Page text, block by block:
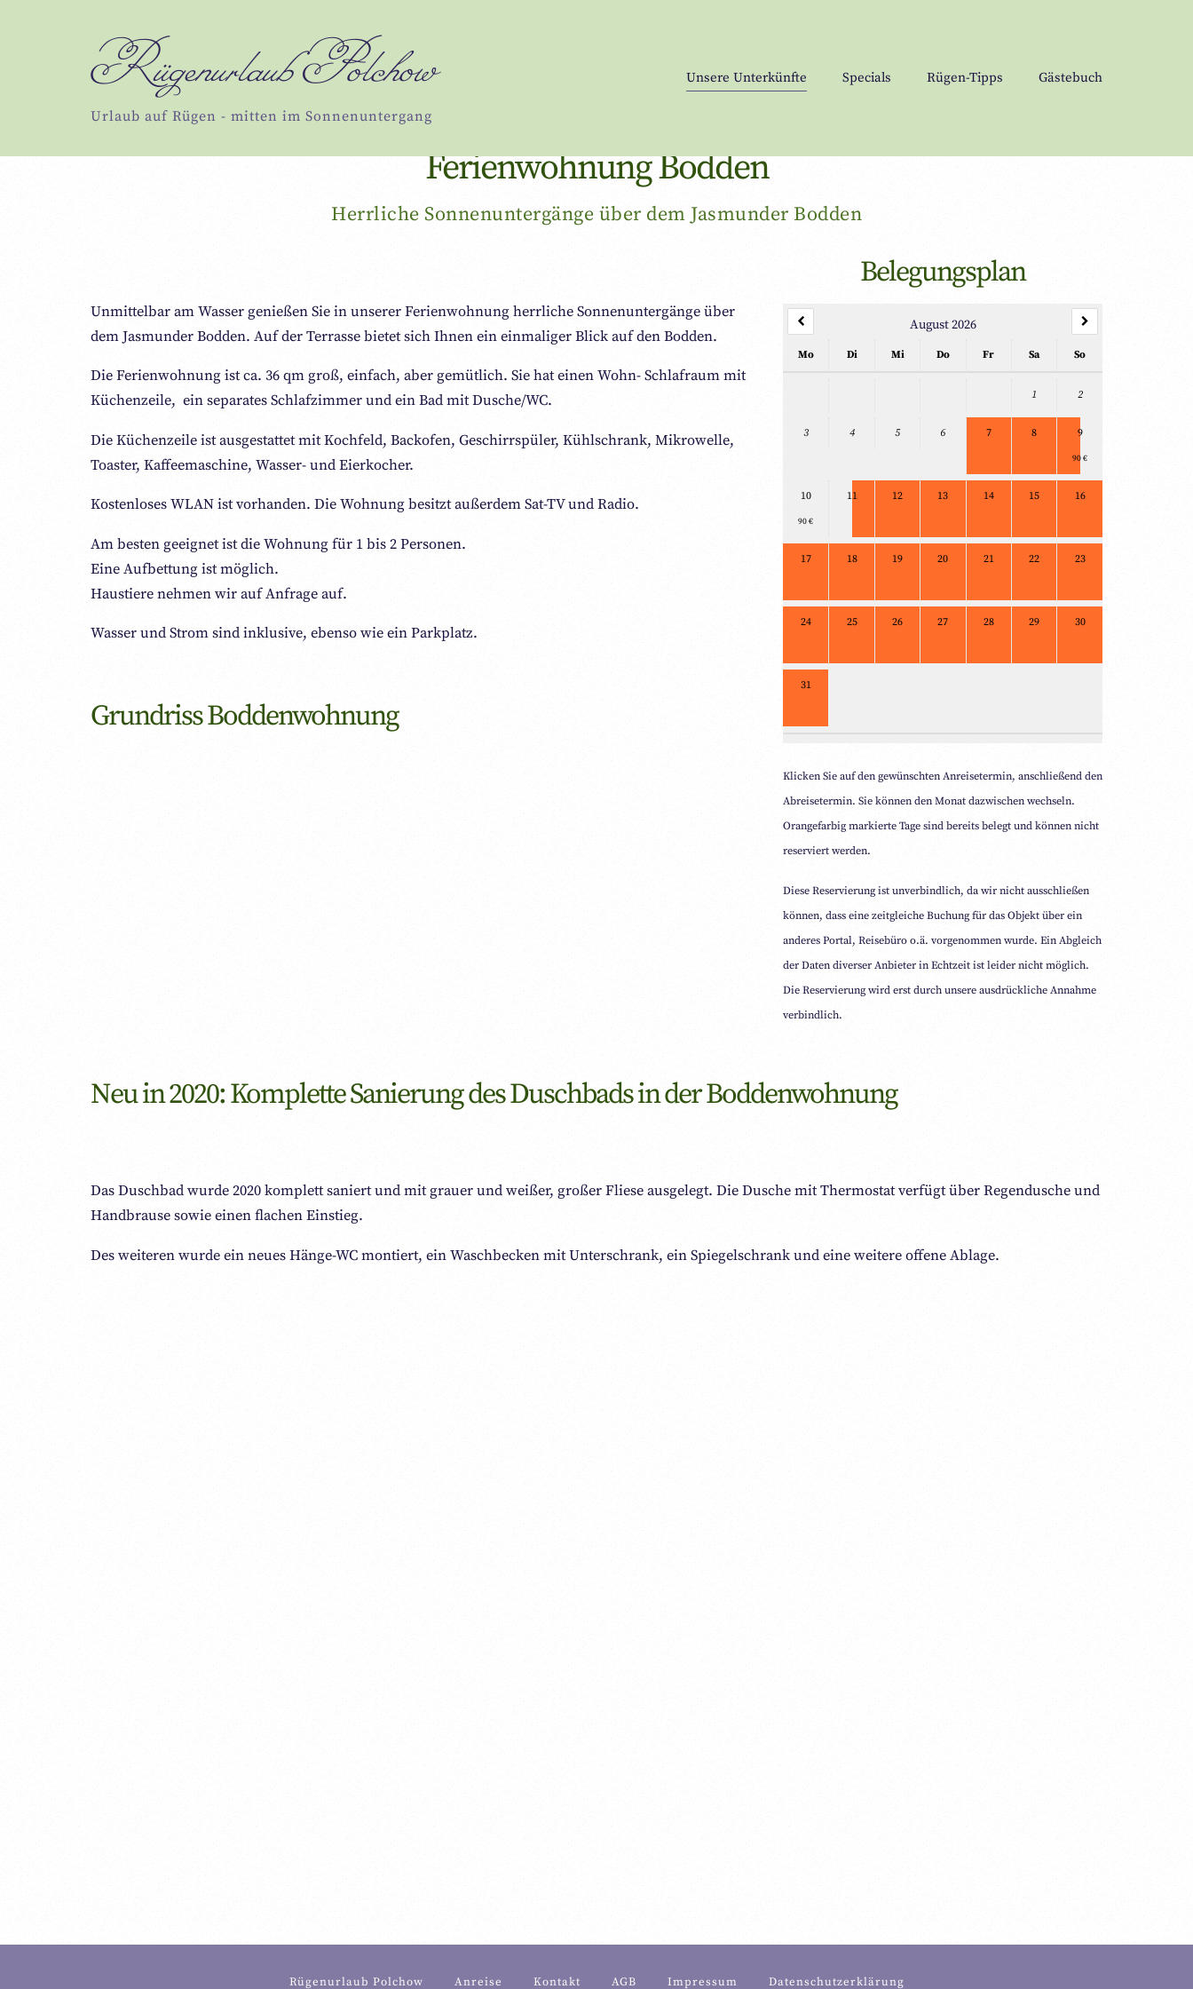
Rügenurlaub Polchow
Urlaub auf Rügen - mitten im Sonnenuntergang
Unsere Unterkünfte Specials Rügen-Tipps Gästebuch
Ferienwohnung Bodden
Herrliche Sonnenuntergänge über dem Jasmunder Bodden
Unmittelbar am Wasser genießen Sie in unserer Ferienwohnung herrliche Sonnenuntergänge über
dem Jasmunder Bodden. Auf der Terrasse bietet sich Ihnen ein einmaliger Blick auf den Bodden.
Die Ferienwohnung ist ca. 36 qm groß, einfach, aber gemütlich. Sie hat einen Wohn- Schlafraum mit
Küchenzeile, ein separates Schlafzimmer und ein Bad mit Dusche/WC.
Die Küchenzeile ist ausgestattet mit Kochfeld, Backofen, Geschirrspüler, Kühlschrank, Mikrowelle,
Toaster, Kaffeemaschine, Wasser- und Eierkocher.
Kostenloses WLAN ist vorhanden. Die Wohnung besitzt außerdem Sat-TV und Radio.
Am besten geeignet ist die Wohnung für 1 bis 2 Personen.
Eine Aufbettung ist möglich.
Haustiere nehmen wir auf Anfrage auf.
Wasser und Strom sind inklusive, ebenso wie ein Parkplatz.
Grundriss Boddenwohnung
Belegungsplan
August 2026
Mo Di Mi Do Fr Sa So
1 2
3 4 5 6 7 8 9
90 €
10
90 €
11 12 13 14 15 16
17 18 19 20 21 22 23
24 25 26 27 28 29 30
31
Klicken Sie auf den gewünschten Anreisetermin, anschließend den
Abreisetermin. Sie können den Monat dazwischen wechseln.
Orangefarbig markierte Tage sind bereits belegt und können nicht
reserviert werden.
Diese Reservierung ist unverbindlich, da wir nicht ausschließen
können, dass eine zeitgleiche Buchung für das Objekt über ein
anderes Portal, Reisebüro o.ä. vorgenommen wurde. Ein Abgleich
der Daten diverser Anbieter in Echtzeit ist leider nicht möglich.
Die Reservierung wird erst durch unsere ausdrückliche Annahme
verbindlich.
Neu in 2020: Komplette Sanierung des Duschbads in der Boddenwohnung
Das Duschbad wurde 2020 komplett saniert und mit grauer und weißer, großer Fliese ausgelegt. Die Dusche mit Thermostat verfügt über Regendusche und
Handbrause sowie einen flachen Einstieg.
Des weiteren wurde ein neues Hänge-WC montiert, ein Waschbecken mit Unterschrank, ein Spiegelschrank und eine weitere offene Ablage.
Rügenurlaub Polchow Anreise Kontakt AGB Impressum Datenschutzerklärung